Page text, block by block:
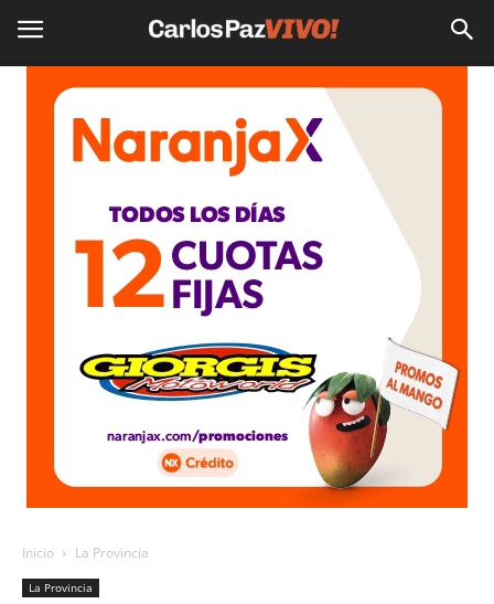
Inicio La Provincia
La Provincia